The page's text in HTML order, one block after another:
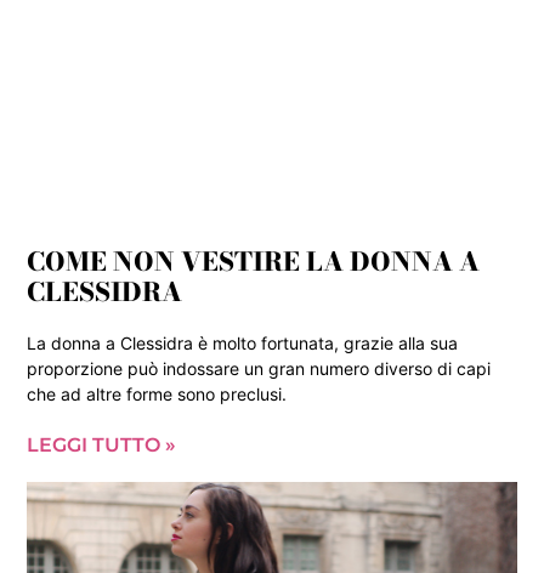
COME NON VESTIRE LA DONNA A
CLESSIDRA
La donna a Clessidra è molto fortunata, grazie alla sua
proporzione può indossare un gran numero diverso di capi
che ad altre forme sono preclusi.
LEGGI TUTTO »